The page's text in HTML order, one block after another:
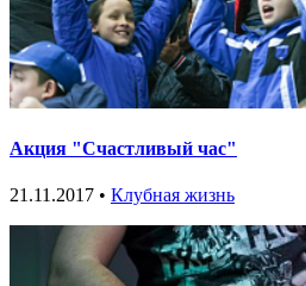
Акция "Счастливый час"
21.11.2017 • Клубная жизнь